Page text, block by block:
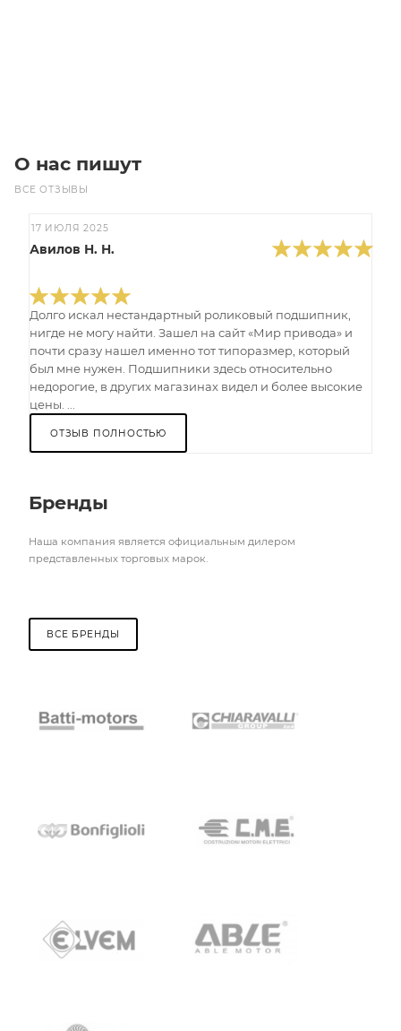
О нас пишут
ВСЕ ОТЗЫВЫ
17 ИЮЛЯ 2025
Авилов Н. Н.
Долго искал нестандартный роликовый подшипник,
нигде не могу найти. Зашел на сайт «Мир привода» и
почти сразу нашел именно тот типоразмер, который
был мне нужен. Подшипники здесь относительно
недорогие, в других магазинах видел и более высокие
цены. ...
ОТЗЫВ ПОЛНОСТЬЮ
Бренды
Наша компания является официальным дилером
представленных торговых марок.
ВСЕ БРЕНДЫ